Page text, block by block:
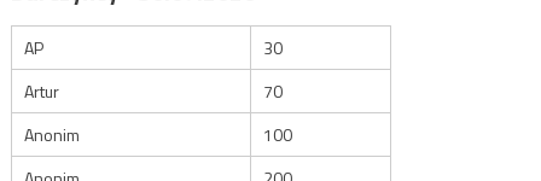
AP
30
Artur
70
Anonim
100